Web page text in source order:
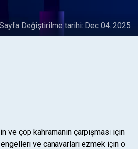
Sayfa Değiştirilme tarihi: Dec 04, 2025
ve çöp kahramanın çarpışması için
ve canavarları ezmek için o